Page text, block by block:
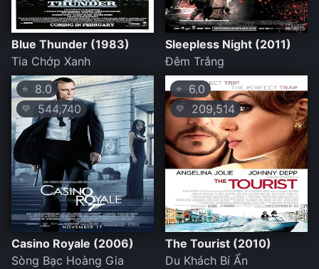
Blue Thunder (1983)
Tia Chớp Xanh
Sleepless Night (2011)
Đêm Trắng
⭐ 8.0
💛 544,740
Casino Royale (2006)
Sòng Bạc Hoàng Gia
⭐ 6.0
💛 209,514
The Tourist (2010)
Du Khách Bí Ẩn